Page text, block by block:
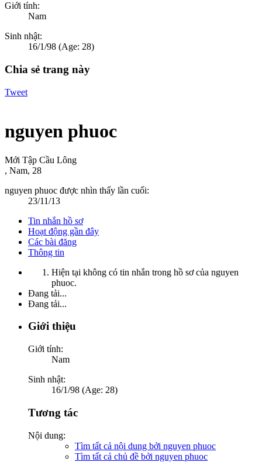
Giới tính:
Nam
Sinh nhật:
16/1/98 (Age: 28)
Chia sẻ trang này
Tweet
nguyen phuoc
Mới Tập Cầu Lông
, Nam, 28
nguyen phuoc được nhìn thấy lần cuối:
23/11/13
Tin nhắn hồ sơ
Hoạt động gần đây
Các bài đăng
Thông tin
Hiện tại không có tin nhắn trong hồ sơ của nguyen
phuoc.
Đang tải...
Đang tải...
Giới thiệu
Giới tính:
Nam
Sinh nhật:
16/1/98 (Age: 28)
Tương tác
Nội dung:
Tìm tất cả nội dung bởi nguyen phuoc
Tìm tất cả chủ đề bởi nguyen phuoc